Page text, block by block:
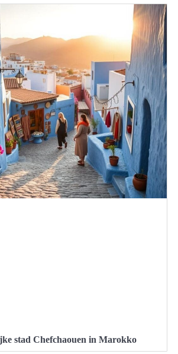
stad Chefchaouen in Marokko